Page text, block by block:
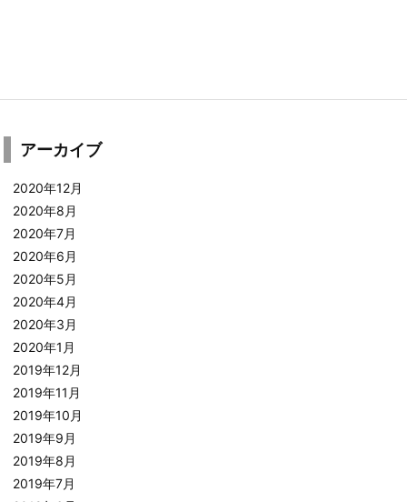
アーカイブ
2020年12月
2020年8月
2020年7月
2020年6月
2020年5月
2020年4月
2020年3月
2020年1月
2019年12月
2019年11月
2019年10月
2019年9月
2019年8月
2019年7月